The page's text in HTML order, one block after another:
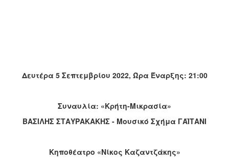
Δευτέρα 5 Σεπτεμβρίου 2022, Ώρα Έναρξης: 21:00
Συναυλία: «Κρήτη-Μικρασία»
ΒΑΣΙΛΗΣ ΣΤΑΥΡΑΚΑΚΗΣ - Μουσικό Σχήμα ΓΑΪΤΑΝΙ
Κηποθέατρο «Νίκος Καζαντζάκης»